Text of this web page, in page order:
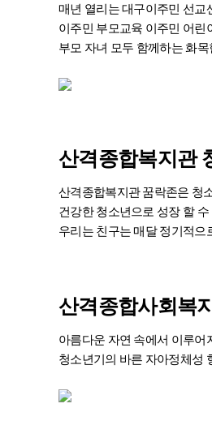
매년 열리는 대구이주민 선교
이주민 부모교육 이주민 어린
부모 자녀 모두 함께하는 화
산격종합복지관
산격종합복지관 꿈락존은 청
건강한 청소년으로 성장 할
우리는 친구는 매달 정기적으
산격종합사회복
아름다운 자연 속에서 이루어
청소년기의 바른 자아정체성